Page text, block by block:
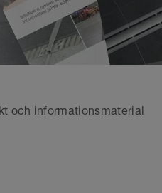
och informationsmaterial